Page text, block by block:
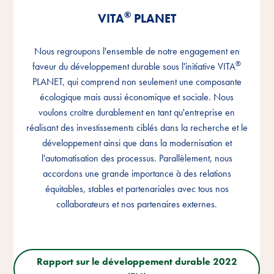
VITA®PLANET
Nous regroupons l'ensemble de notre engagement en
faveur du développement durable sous l'initiative VITA®
PLANET, qui comprend non seulement une composante
écologique mais aussi économique et sociale. Nous
voulons croître durablement en tant qu'entreprise en
réalisant des investissements ciblés dans la recherche et le
développement ainsi que dans la modernisation et
l'automatisation des processus. Parallèlement, nous
accordons une grande importance à des relations
équitables, stables et partenariales avec tous nos
collaborateurs et nos partenaires externes.
Rapport sur le développement durable 2022
VITA®PLANET
Nous regroupons l'ensemble de notre engagement en
faveur du développement durable sous l'initiative VITA®
PLANET, qui comprend non seulement une composante
écologique mais aussi économique et sociale. Nous
voulons croître durablement en tant qu'entreprise en
réalisant des investissements ciblés dans la recherche et le
développement ainsi que dans la modernisation et
l'automatisation des processus. Parallèlement, nous
accordons une grande importance à des relations
équitables, stables et partenariales avec tous nos
collaborateurs et nos partenaires externes.
Rapport sur le développement durable 2022
VITA®PLANET
Nous regroupons l'ensemble de notre engagement en
faveur du développement durable sous l'initiative VITA®
PLANET, qui comprend non seulement une composante
écologique mais aussi économique et sociale. Nous
voulons croître durablement en tant qu'entreprise en
réalisant des investissements ciblés dans la recherche et le
développement ainsi que dans la modernisation et
l'automatisation des processus. Parallèlement, nous
accordons une grande importance à des relations
équitables, stables et partenariales avec tous nos
collaborateurs et nos partenaires externes.
Rapport sur le développement durable 2022